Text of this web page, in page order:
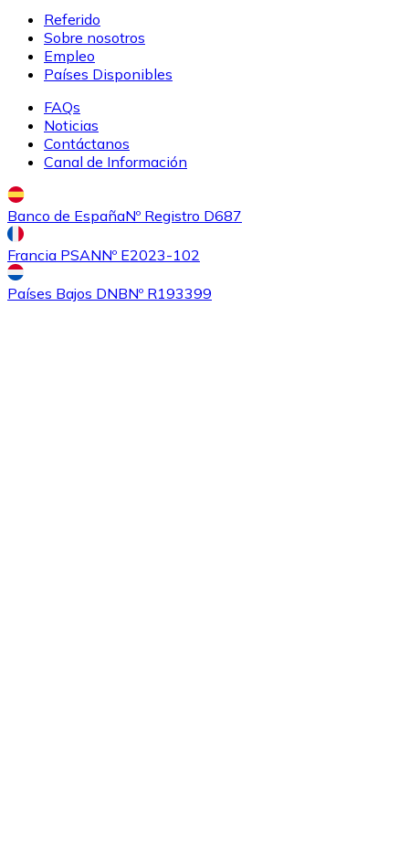
ComprarUniswap
UNI
Comprar
tarjeta
Referido
Sobre nosotros
Empleo
Países Disponibles
FAQs
Noticias
Contáctanos
Canal de Información
Banco de EspañaNº Registro D687
Francia PSANNº E2023-102
Países Bajos DNBNº R193399